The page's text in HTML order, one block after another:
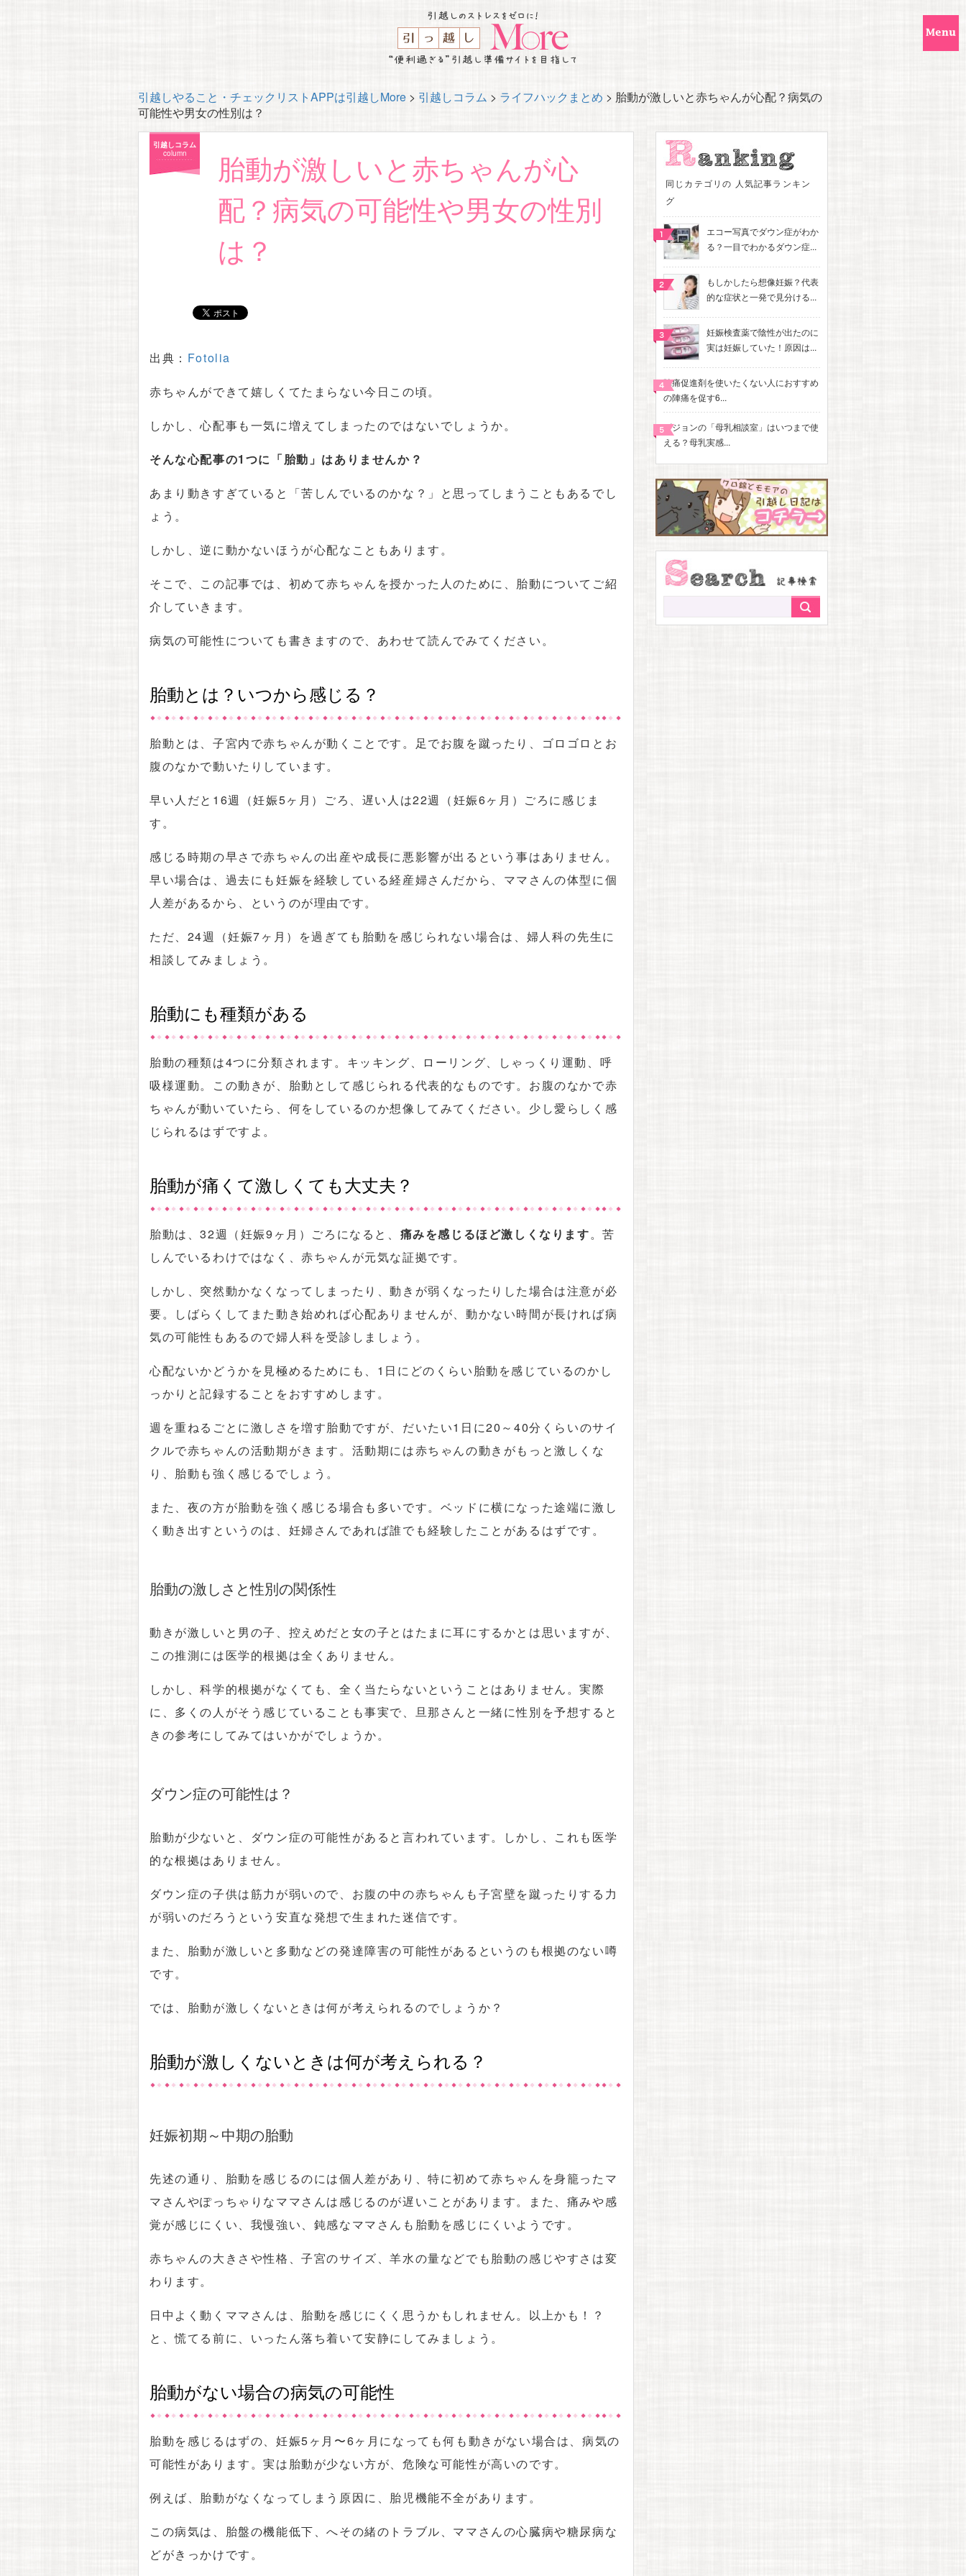
引越しやること・チェックリストAPPは引越しMore > 引越しコラム > ライフハックまとめ > 胎動が激しいと赤ちゃんが心配？病気の
可能性や男女の性別は？
引越しコラム
column
胎動が激しいと赤ちゃんが心
配？病気の可能性や男女の性別
は？
出典： Fotolia
赤ちゃんができて嬉しくてたまらない今日この頃。
しかし、心配事も一気に増えてしまったのではないでしょうか。
そんな心配事の1つに「胎動」はありませんか？
あまり動きすぎていると「苦しんでいるのかな？」と思ってしまうこともあるでし
ょう。
しかし、逆に動かないほうが心配なこともあります。
そこで、この記事では、初めて赤ちゃんを授かった人のために、胎動についてご紹
介していきます。
病気の可能性についても書きますので、あわせて読んでみてください。
胎動とは？いつから感じる？
胎動とは、子宮内で赤ちゃんが動くことです。足でお腹を蹴ったり、ゴロゴロとお
腹のなかで動いたりしています。
早い人だと16週（妊娠5ヶ月）ごろ、遅い人は22週（妊娠6ヶ月）ごろに感じま
す。
感じる時期の早さで赤ちゃんの出産や成長に悪影響が出るという事はありません。
早い場合は、過去にも妊娠を経験している経産婦さんだから、ママさんの体型に個
人差があるから、というのが理由です。
ただ、24週（妊娠7ヶ月）を過ぎても胎動を感じられない場合は、婦人科の先生に
相談してみましょう。
胎動にも種類がある
胎動の種類は4つに分類されます。キッキング、ローリング、しゃっくり運動、呼
吸様運動。この動きが、胎動として感じられる代表的なものです。お腹のなかで赤
ちゃんが動いていたら、何をしているのか想像してみてください。少し愛らしく感
じられるはずですよ。
胎動が痛くて激しくても大丈夫？
胎動は、32週（妊娠9ヶ月）ごろになると、 痛みを感じるほど激しくなります。苦
しんでいるわけではなく、赤ちゃんが元気な証拠です。
しかし、突然動かなくなってしまったり、動きが弱くなったりした場合は注意が必
要。しばらくしてまた動き始めれば心配ありませんが、動かない時間が長ければ病
気の可能性もあるので婦人科を受診しましょう。
心配ないかどうかを見極めるためにも、1日にどのくらい胎動を感じているのかし
っかりと記録することをおすすめします。
週を重ねるごとに激しさを増す胎動ですが、だいたい1日に20～40分くらいのサイ
クルで赤ちゃんの活動期がきます。活動期には赤ちゃんの動きがもっと激しくな
り、胎動も強く感じるでしょう。
また、夜の方が胎動を強く感じる場合も多いです。ベッドに横になった途端に激し
く動き出すというのは、妊婦さんであれば誰でも経験したことがあるはずです。
胎動の激しさと性別の関係性
動きが激しいと男の子、控えめだと女の子とはたまに耳にするかとは思いますが、
この推測には医学的根拠は全くありません。
しかし、科学的根拠がなくても、全く当たらないということはありません。実際
に、多くの人がそう感じていることも事実で、旦那さんと一緒に性別を予想すると
きの参考にしてみてはいかがでしょうか。
ダウン症の可能性は？
胎動が少ないと、ダウン症の可能性があると言われています。しかし、これも医学
的な根拠はありません。
ダウン症の子供は筋力が弱いので、お腹の中の赤ちゃんも子宮壁を蹴ったりする力
が弱いのだろうという安直な発想で生まれた迷信です。
また、胎動が激しいと多動などの発達障害の可能性があるというのも根拠のない噂
です。
では、胎動が激しくないときは何が考えられるのでしょうか？
胎動が激しくないときは何が考えられる？
妊娠初期～中期の胎動
先述の通り、胎動を感じるのには個人差があり、特に初めて赤ちゃんを身籠ったマ
マさんやぽっちゃりなママさんは感じるのが遅いことがあります。また、痛みや感
覚が感じにくい、我慢強い、鈍感なママさんも胎動を感じにくいようです。
赤ちゃんの大きさや性格、子宮のサイズ、羊水の量などでも胎動の感じやすさは変
わります。
日中よく動くママさんは、胎動を感じにくく思うかもしれません。以上かも！？
と、慌てる前に、いったん落ち着いて安静にしてみましょう。
胎動がない場合の病気の可能性
胎動を感じるはずの、妊娠5ヶ月〜6ヶ月になっても何も動きがない場合は、病気の
可能性があります。実は胎動が少ない方が、危険な可能性が高いのです。
例えば、胎動がなくなってしまう原因に、胎児機能不全があります。
この病気は、胎盤の機能低下、へその緒のトラブル、ママさんの心臓病や糖尿病な
どがきっかけです。
同じカテゴリの 人気記事ランキン
グ
エコー写真でダウン症がわか
る？一目でわかるダウン症...
もしかしたら想像妊娠？代表
的な症状と一発で見分ける...
妊娠検査薬で陰性が出たのに
実は妊娠していた！原因は...
陣痛促進剤を使いたくない人におすすめ
の陣痛を促す6...
ピジョンの「母乳相談室」はいつまで使
える？母乳実感...